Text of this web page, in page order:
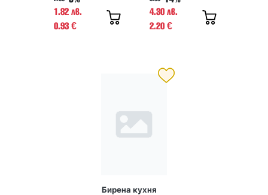
1.82 лв.
0.93 €
4.30 лв.
2.20 €
Бирена кухня